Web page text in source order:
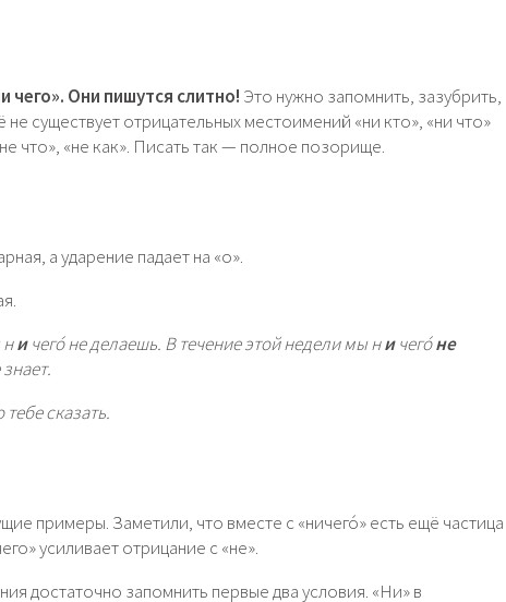
чего». Они пишутся слитно! Это нужно запомнить, зазубрить,
существует отрицательных местоимений «ни кто», «ни что»
что», «не как». Писать так — полное позорище.
а ударение падает на «о».
ни чего́ не делаешь. В течение этой недели мы ни чего́не
тебе сказать.
примеры. Заметили, что вместе с «ничего́» есть ещё частица
усиливает отрицание с «не».
достаточно запомнить первые два условия. «Ни» в